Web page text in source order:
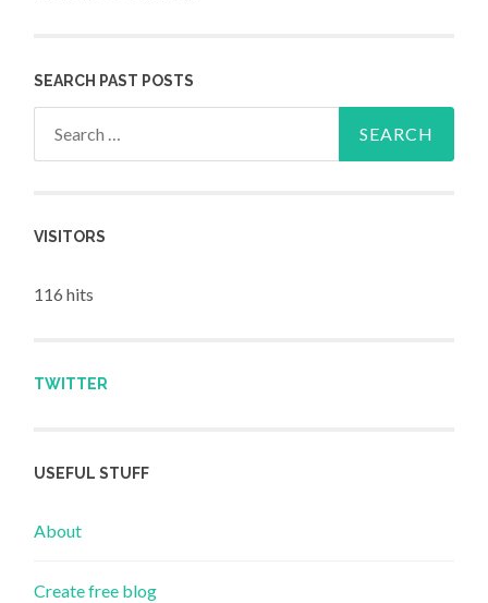
SEARCH PAST POSTS
VISITORS
116 hits
TWITTER
USEFUL STUFF
About
Create free blog